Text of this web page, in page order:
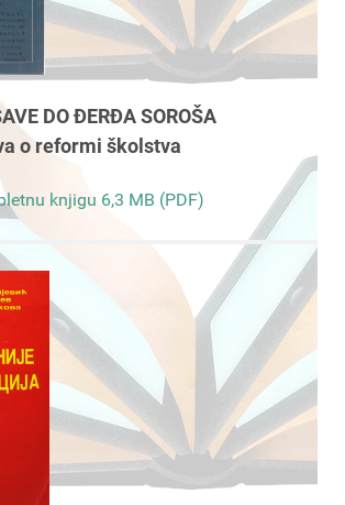
DO ĐERĐA SOROŠA
o reformi školstva
knjigu 6,3 MB (PDF)